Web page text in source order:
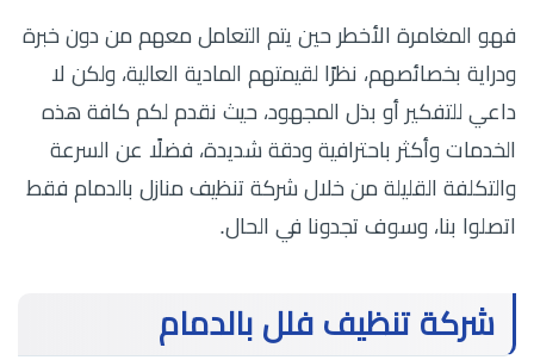
فهو المغامرة الأخطر حين يتم التعامل معهم من دون خبرة
ودراية بخصائصهم، نظرًا لقيمتهم المادية العالية، ولكن لا
داعي للتفكير أو بذل المجهود، حيث نقدم لكم كافة هذه
الخدمات وأكثر باحترافية ودقة شديدة، فضلًا عن السرعة
والتكلفة القليلة من خلال شركة تنظيف منازل بالدمام فقط
اتصلوا بنا، وسوف تجدونا في الحال.
شركة تنظيف فلل بالدمام